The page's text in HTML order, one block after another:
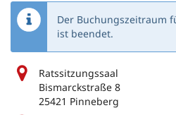
Der Buchungszeitraum
ist beendet.
Ratssitzungssaal
Bismarckstraße 8
25421 Pinneberg